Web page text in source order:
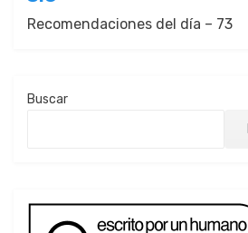
Recomendaciones del día – 73
Buscar